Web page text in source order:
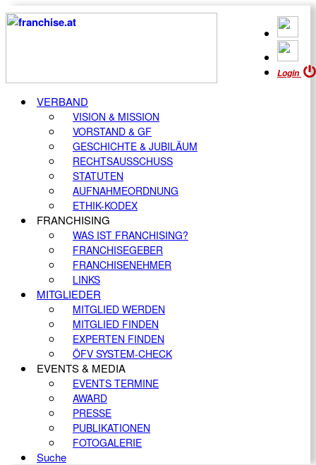
Login
VERBAND
VISION & MISSION
VORSTAND & GF
GESCHICHTE & JUBILÄUM
RECHTSAUSSCHUSS
STATUTEN
AUFNAHMEORDNUNG
ETHIK-KODEX
FRANCHISING
WAS IST FRANCHISING?
FRANCHISEGEBER
FRANCHISENEHMER
LINKS
MITGLIEDER
MITGLIED WERDEN
MITGLIED FINDEN
EXPERTEN FINDEN
ÖFV SYSTEM-CHECK
EVENTS & MEDIA
EVENTS TERMINE
AWARD
PRESSE
PUBLIKATIONEN
FOTOGALERIE
Suche